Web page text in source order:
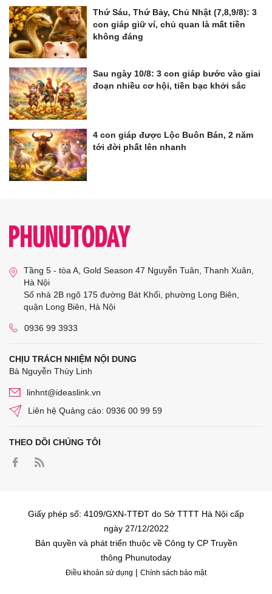
Thứ Sáu, Thứ Bảy, Chủ Nhật (7,8,9/8): 3
con giáp giữ ví, chủ quan là mất tiền
không đáng
Sau ngày 10/8: 3 con giáp bước vào giai
đoạn nhiều cơ hội, tiền bạc khởi sắc
4 con giáp được Lộc Buôn Bán, 2 năm
tới đời phất lên nhanh
Tầng 5 - tòa A, Gold Season 47 Nguyễn Tuân, Thanh Xuân,
Hà Nội
Số nhà 2B ngõ 175 đường Bát Khối, phường Long Biên,
quận Long Biên, Hà Nội
0936 99 3933
CHỊU TRÁCH NHIỆM NỘI DUNG
Bà Nguyễn Thùy Linh
linhnt@ideaslink.vn
Liên hệ Quảng cáo: 0936 00 99 59
THEO DÕI CHÚNG TÔI
Giấy phép số: 4109/GXN-TTĐT do Sở TTTT Hà Nội cấp
ngày 27/12/2022
Bản quyền và phát triển thuộc về Công ty CP Truyền
thông Phunutoday
Điều khoản sử dụng | Chính sách bảo mật